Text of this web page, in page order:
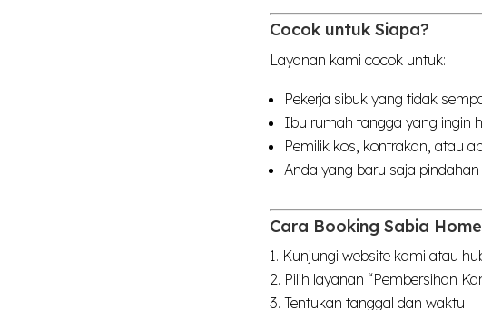
Cocok untuk Siapa?
Layanan kami cocok untuk:
Pekerja sibuk yang tidak
Ibu rumah tangga yang ingin
Pemilik kos, kontrakan, atau
Anda yang baru saja
Cara Booking Sabia
Kunjungi website kami atau
Pilih layanan “Pembersihan
Tentukan tanggal dan waktu